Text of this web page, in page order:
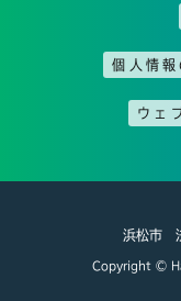
個人情
ウェ
浜松市
Copyright ©